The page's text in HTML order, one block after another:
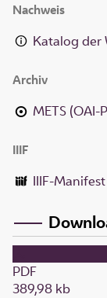
Nachweis
Katalog der
Archiv
METS (OAI-
IIIF
IIIF-Manifest
PDF
389,98 kb